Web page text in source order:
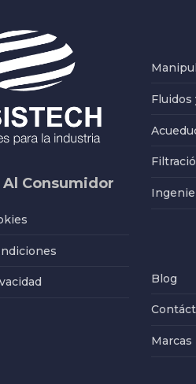
Consumidor
Blog
Marcas